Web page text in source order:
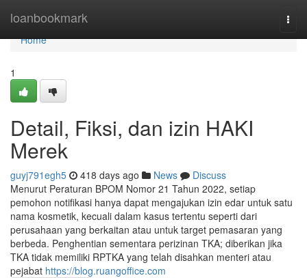
loanbookmark
Home
Home
1
Detail, Fiksi, dan izin HAKI
Merek
guyj791egh5 418 days ago News
Discuss
Menurut Peraturan BPOM Nomor 21 Tahun 2022, setiap
pemohon notifikasi hanya dapat mengajukan izin edar untuk satu
nama kosmetik, kecuali dalam kasus tertentu seperti dari
perusahaan yang berkaitan atau untuk target pemasaran yang
berbeda. Penghentian sementara perizinan TKA; diberikan jika
TKA tidak memiliki RPTKA yang telah disahkan menteri atau
pejabat https://blog.ruangoffice.com